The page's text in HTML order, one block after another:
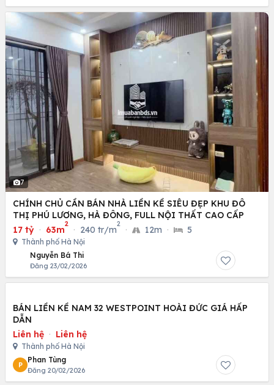
7
CHÍNH CHỦ CẦN BÁN NHÀ LIỀN KỀ SIÊU ĐẸP KHU ĐÔ
THỊ PHÚ LƯƠNG, HÀ ĐÔNG, FULL NỘI THẤT CAO CẤP
17 tỷ · 63m
2
· 240 tr/m
2
· 12m · 5
Thành phố Hà Nội
Nguyễn Bá Thi
Đăng 23/02/2026
BÁN LIỀN KỀ NAM 32 WESTPOINT HOÀI ĐỨC GIÁ HẤP
DẪN
Liên hệ · Liên hệ
Thành phố Hà Nội
P
Phan Tùng
Đăng 20/02/2026